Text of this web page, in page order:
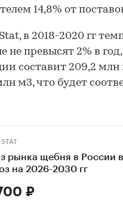
14,8% от
в 2018-2020 гг
превысят 2% в год,
составит 209,2
м3, что будет
рынка щебня в России в
на 2026-2030 гг
₽